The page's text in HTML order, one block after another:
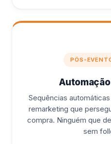
PÓS-
Sequências
remarketing que
compra. Ninguém que
sem